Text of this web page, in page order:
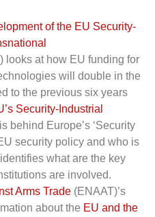
of the EU Security-
) looks at how EU funding for
will double in the
to the previous six years
Security-Industrial
behind Europe’s ‘Security
security policy and who is
what are the key
are involved.
Arms Trade (ENAAT)’s
about the EU and the